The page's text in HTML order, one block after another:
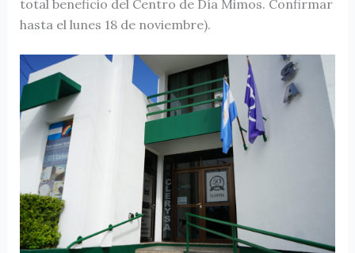
total beneficio del Centro de Día Mimos. Confirmar
hasta el lunes 18 de noviembre).